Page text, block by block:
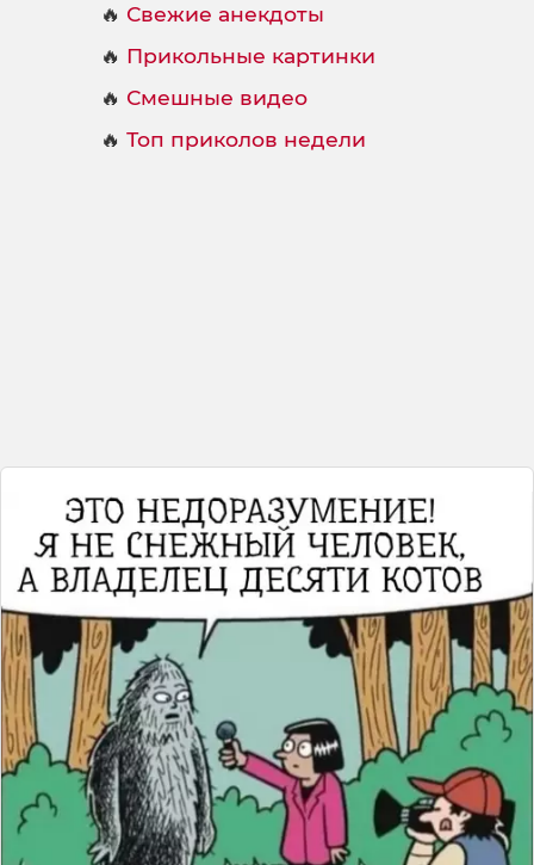
🔥 Свежие анекдоты
🔥 Прикольные картинки
🔥 Смешные видео
🔥 Топ приколов недели